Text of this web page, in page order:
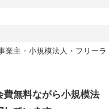
業主・小規模法人・フリーラ
無料ながら小規模法